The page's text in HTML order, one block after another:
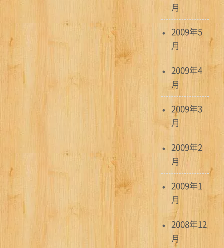
月
2009年5
月
2009年4
月
2009年3
月
2009年2
月
2009年1
月
2008年12
月